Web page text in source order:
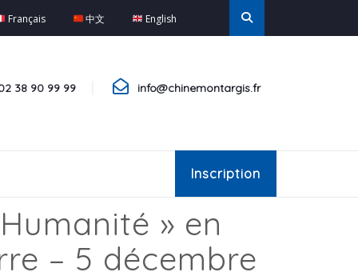
Français 中文 English
38 90 99 99 info@chinemontargis.fr
Inscription
» en
– 5 décembre